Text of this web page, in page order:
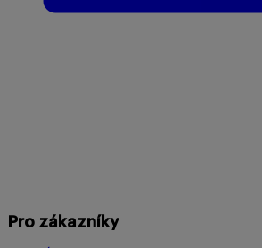
Pro zákazníky